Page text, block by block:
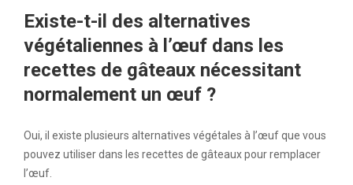
Existe-t-il des alternatives
végétaliennes à l’œuf dans les
recettes de gâteaux nécessitant
normalement un œuf ?
Oui, il existe plusieurs alternatives végétales à l’œuf que vous
pouvez utiliser dans les recettes de gâteaux pour remplacer
l’œuf.